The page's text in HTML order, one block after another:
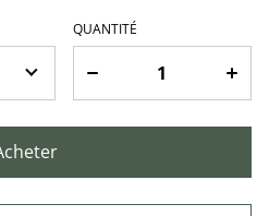
QUANTITÉ